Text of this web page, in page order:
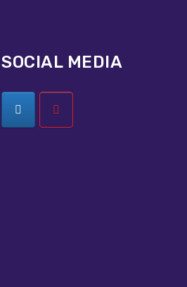
SOCIAL MEDIA